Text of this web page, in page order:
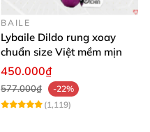
BAILE
Lybaile Dildo rung xoay
chuẩn size Việt mềm mịn
450.000₫
577.000₫
-22%
(1,119)